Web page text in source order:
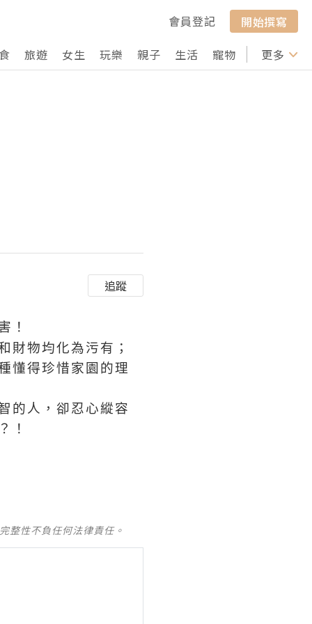
會員登記
開始撰寫
旅遊 女生 玩樂 親子 生活 寵物 行山 打卡
更多
追蹤
！
財物均化為污有；
懂得珍惜家園的理
的人，卻忍心縱容
！
整性不負任何法律責任。